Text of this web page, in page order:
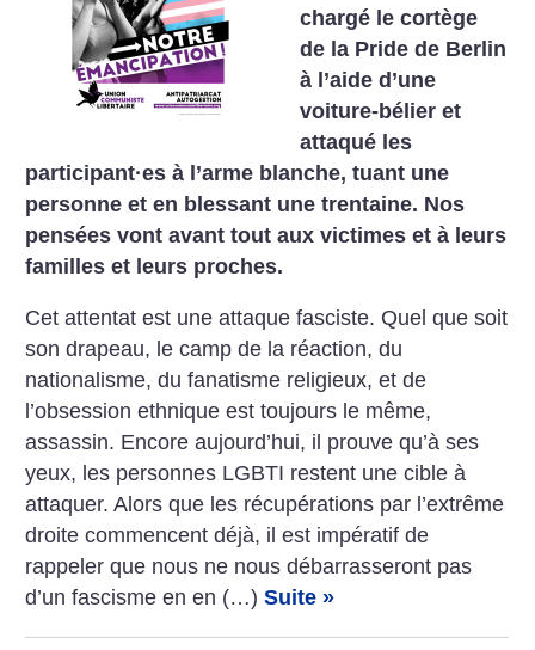
chargé le cortège
de la Pride de Berlin
à l’aide d’une
voiture-bélier et
attaqué les
participant·es à l’arme blanche, tuant une
personne et en blessant une trentaine. Nos
pensées vont avant tout aux victimes et à leurs
familles et leurs proches.
Cet attentat est une attaque fasciste. Quel que soit
son drapeau, le camp de la réaction, du
nationalisme, du fanatisme religieux, et de
l’obsession ethnique est toujours le même,
assassin. Encore aujourd’hui, il prouve qu’à ses
yeux, les personnes LGBTI restent une cible à
attaquer. Alors que les récupérations par l’extrême
droite commencent déjà, il est impératif de
rappeler que nous ne nous débarrasseront pas
d’un fascisme en en (…)Suite »